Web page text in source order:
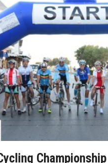
Championship